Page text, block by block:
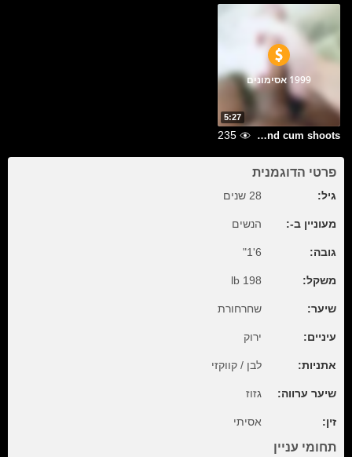
5:27
1999 אסימונים
Big cock show and cum shoots
235
פרטי הדוגמנית
גיל: 28 שנים
מעוניין ב-: הנשים
גובה: 6'1"
משקל: 198 lb
שיער: שחרחורת
עיניים: ירוק
אתניות: לבן / קווקזי
שיער ערווה: גזוז
זין: אסיתי
תחומי עניין